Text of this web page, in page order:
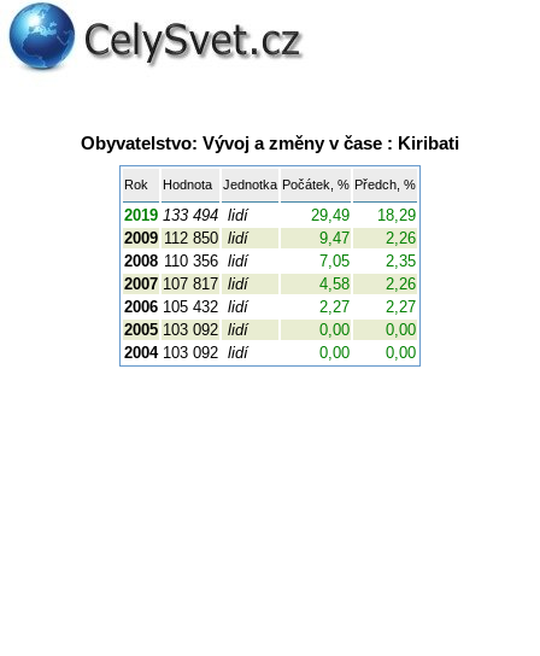
Obyvatelstvo: Vývoj a změny v čase : Kiribati
Rok Hodnota Jednotka Počátek, % Předch, %
2019 133 494 lidí 29,49
18,29
2009 112 850 lidí 9,47
2,26
2008 110 356 lidí 7,05
2,35
2007 107 817 lidí 4,58
2,26
2006 105 432 lidí 2,27
2,27
2005 103 092 lidí 0,00
0,00
2004 103 092 lidí 0,00 0,00